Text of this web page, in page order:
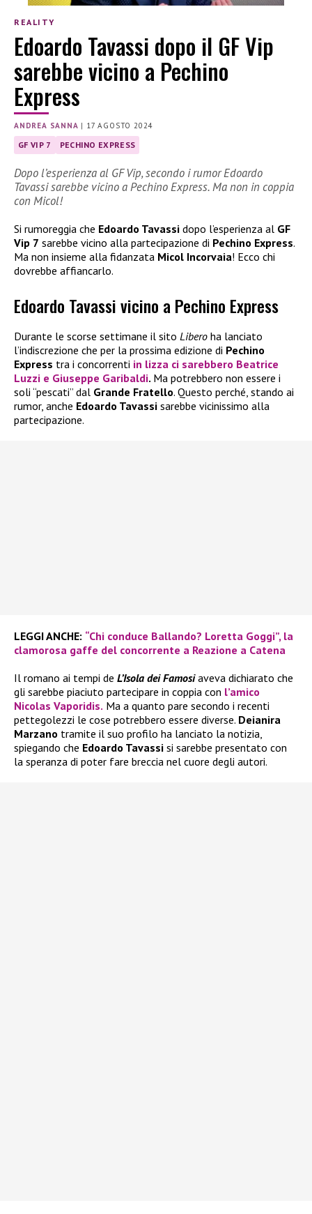
REALITY
Edoardo Tavassi dopo il GF Vip
sarebbe vicino a Pechino
Express
ANDREA SANNA | 17 AGOSTO 2024
GF VIP 7 PECHINO EXPRESS
Dopo l’esperienza al GF Vip, secondo i rumor Edoardo
Tavassi sarebbe vicino a Pechino Express. Ma non in coppia
con Micol!
Si rumoreggia che Edoardo Tavassi dopo l’esperienza al GF
Vip 7 sarebbe vicino alla partecipazione di Pechino Express.
Ma non insieme alla fidanzata Micol Incorvaia! Ecco chi
dovrebbe affiancarlo.
Edoardo Tavassi vicino a Pechino Express
Durante le scorse settimane il sito Libero ha lanciato
l’indiscrezione che per la prossima edizione di Pechino
Express tra i concorrenti in lizza ci sarebbero Beatrice
Luzzi e Giuseppe Garibaldi. Ma potrebbero non essere i
soli “pescati” dal Grande Fratello. Questo perché, stando ai
rumor, anche Edoardo Tavassi sarebbe vicinissimo alla
partecipazione.
LEGGI ANCHE: “Chi conduce Ballando? Loretta Goggi”, la
clamorosa gaffe del concorrente a Reazione a Catena
Il romano ai tempi de L’Isola dei Famosiaveva dichiarato che
gli sarebbe piaciuto partecipare in coppia con l’amico
Nicolas Vaporidis. Ma a quanto pare secondo i recenti
pettegolezzi le cose potrebbero essere diverse. Deianira
Marzano tramite il suo profilo ha lanciato la notizia,
spiegando che Edoardo Tavassi si sarebbe presentato con
la speranza di poter fare breccia nel cuore degli autori.